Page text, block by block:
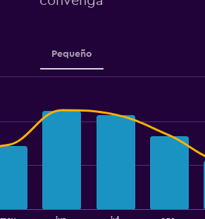
Pequeño